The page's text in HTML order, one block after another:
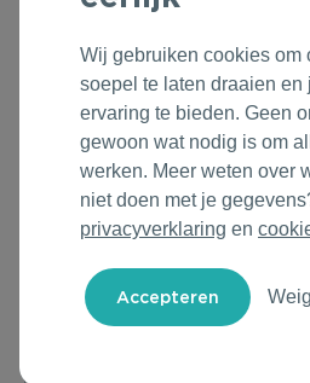
Technologie & Gadgets
Home & Living
Duurzame Bestsellers
Daarom Duurzaam
Oranjefeest
Vakantie & Zomer
Back to Routine
Herfstmomenten
Sinterklaas
Roll'Eat
Samsonite
Stanley/Stella
Tony's Chocolonely
Wij gebruiken cookies om
soepel te laten draaien en
ervaring te bieden. Geen
gewoon wat nodig is om
werken. Meer weten over
niet doen met je
privacyverklaring en